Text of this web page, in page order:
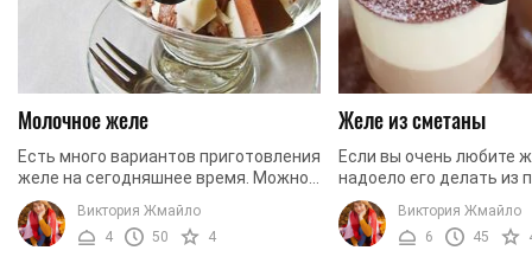
Молочное желе
Есть много вариантов приготовления
желе на сегодняшнее время. Можно
встретить фруктовое, ягодное,
шоколадное, сметанное, и даже
молочное желе. Именно ...
Виктория Жмайло
4
50 4
Желе из сметаны
Если вы очень любите
надоело его делать из
пакетиков, то у нас
который вам точно
Более того, мы будем ...
Виктория Жмайло
6
45